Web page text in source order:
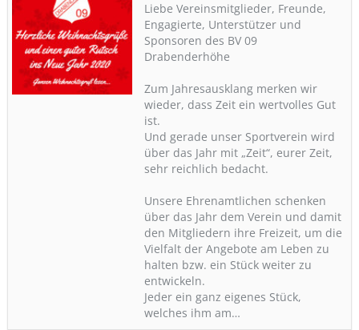
Liebe Vereinsmitglieder, Freunde,
Engagierte, Unterstützer und
Sponsoren des BV 09
Drabenderhöhe
Zum Jahresausklang merken wir
wieder, dass Zeit ein wertvolles Gut
ist.
Und gerade unser Sportverein wird
über das Jahr mit „Zeit“, eurer Zeit,
sehr reichlich bedacht.
Unsere Ehrenamtlichen schenken
über das Jahr dem Verein und damit
den Mitgliedern ihre Freizeit, um die
Vielfalt der Angebote am Leben zu
halten bzw. ein Stück weiter zu
entwickeln.
Jeder ein ganz eigenes Stück,
welches ihm am…